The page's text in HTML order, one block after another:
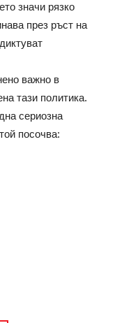
значи рязко
през ръст на
важно в
тази политика.
сериозна
посочва: